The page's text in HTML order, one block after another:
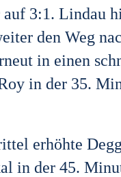
auf 3:1. Lindau
den Weg
in einen
in der 35.
erhöhte
in der 45.